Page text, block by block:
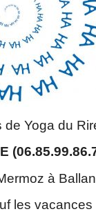
Yoga du
à
les